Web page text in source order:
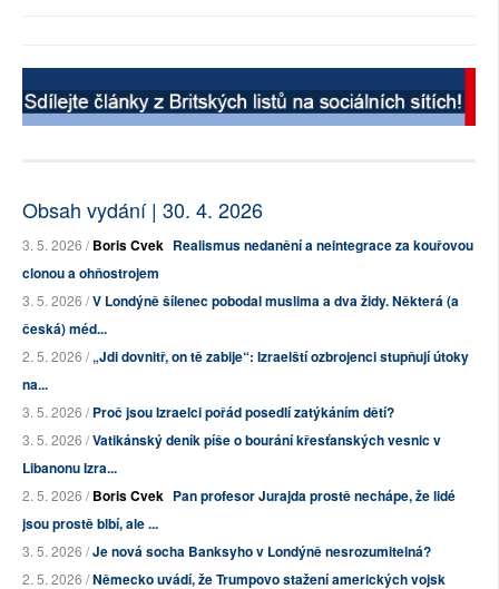
Obsah vydání | 30. 4. 2026
3. 5. 2026 /Boris Cvek Realismus nedanění a neintegrace za kouřovou
clonou a ohňostrojem
3. 5. 2026 /V Londýně šílenec pobodal muslima a dva židy. Některá (a
česká) méd...
2. 5. 2026 /„Jdi dovnitř, on tě zabije“: Izraelští ozbrojenci stupňují útoky
na...
3. 5. 2026 /Proč jsou Izraelci pořád posedlí zatýkáním dětí?
3. 5. 2026 /Vatikánský deník píše o bourání křesťanských vesnic v
Libanonu Izra...
2. 5. 2026 /Boris Cvek Pan profesor Jurajda prostě nechápe, že lidé
jsou prostě blbí, ale ...
3. 5. 2026 /Je nová socha Banksyho v Londýně nesrozumitelná?
2. 5. 2026 /Německo uvádí, že Trumpovo stažení amerických vojsk